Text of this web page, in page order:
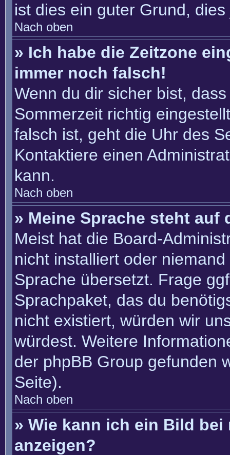
ist dies ein guter Grund,
Nach oben
» Ich habe die Zeitzone
immer noch falsch!
Wenn du dir sicher bist,
Sommerzeit richtig
falsch ist, geht die Uhr des
Kontaktiere einen
kann.
Nach oben
» Meine Sprache steht
Meist hat die Board-
nicht installiert oder
Sprache übersetzt. Frage
Sprachpaket, das du
nicht existiert, würden wir
würdest. Weitere
der phpBB Group gefunden
Seite).
Nach oben
» Wie kann ich ein Bild bei
anzeigen?